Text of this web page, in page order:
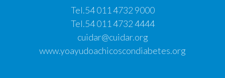
Tel.54 011 4732 9000
Tel.54 011 4732 4444
cuidar@cuidar.org
www.yoayudoachicoscondiabetes.org